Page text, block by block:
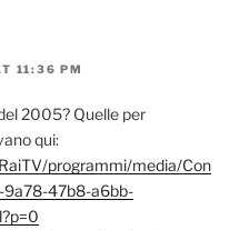
11:36 PM
2005? Quelle per
qui:
programmi/media/Con
47b8-a6bb-